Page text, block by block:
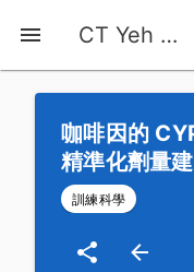
CT Yeh 公路車基地
首頁 運動知識
咖啡因的
精準化劑量
訓練科學